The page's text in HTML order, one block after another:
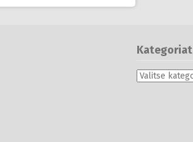
Kategoriat
Kategoriat